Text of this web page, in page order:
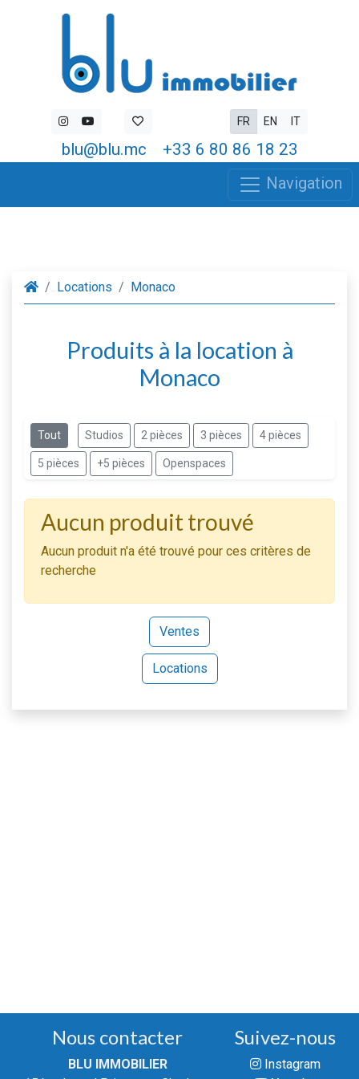
FR EN IT
blu@blu.mc
+33 6 80 86 18 23
Navigation
Locations Monaco
Produits à la location à
Monaco
Tout Studios 2 pièces 3 pièces 4 pièces
5 pièces +5 pièces Openspaces
Aucun produit trouvé
Aucun produit n'a été trouvé pour ces critères de
recherche
Ventes
Locations
Nous contacter
BLU IMMOBILIER
Suivez-nous
Instagram